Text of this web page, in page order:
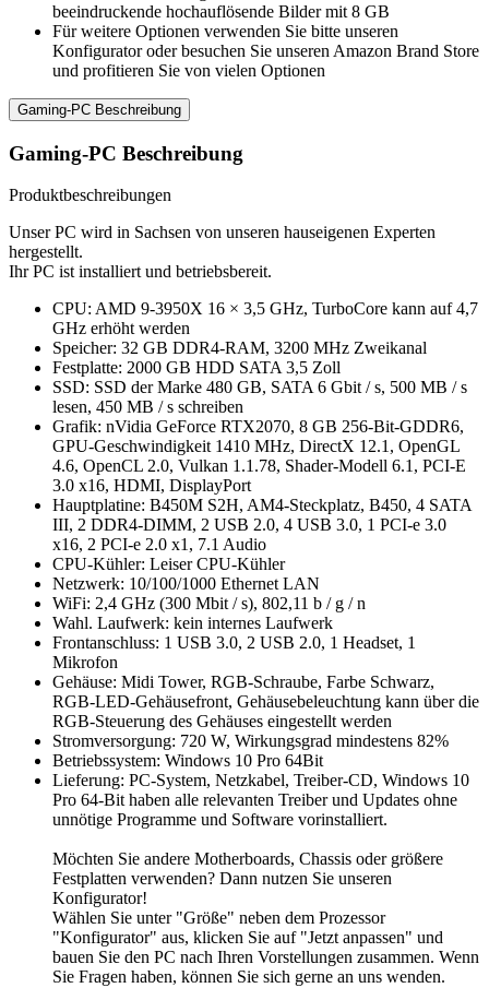
beeindruckende hochauflösende Bilder mit 8 GB
Für weitere Optionen verwenden Sie bitte unseren
Konfigurator oder besuchen Sie unseren Amazon Brand Store
und profitieren Sie von vielen Optionen
Gaming-PC Beschreibung
Gaming-PC Beschreibung
Produktbeschreibungen
Unser PC wird in Sachsen von unseren hauseigenen Experten
hergestellt.
Ihr PC ist installiert und betriebsbereit.
CPU: AMD 9-3950X 16 × 3,5 GHz, TurboCore kann auf 4,7
GHz erhöht werden
Speicher: 32 GB DDR4-RAM, 3200 MHz Zweikanal
Festplatte: 2000 GB HDD SATA 3,5 Zoll
SSD: SSD der Marke 480 GB, SATA 6 Gbit / s, 500 MB / s
lesen, 450 MB / s schreiben
Grafik: nVidia GeForce RTX2070, 8 GB 256-Bit-GDDR6,
GPU-Geschwindigkeit 1410 MHz, DirectX 12.1, OpenGL
4.6, OpenCL 2.0, Vulkan 1.1.78, Shader-Modell 6.1, PCI-E
3.0 x16, HDMI, DisplayPort
Hauptplatine: B450M S2H, AM4-Steckplatz, B450, 4 SATA
III, 2 DDR4-DIMM, 2 USB 2.0, 4 USB 3.0, 1 PCI-e 3.0
x16, 2 PCI-e 2.0 x1, 7.1 Audio
CPU-Kühler: Leiser CPU-Kühler
Netzwerk: 10/100/1000 Ethernet LAN
WiFi: 2,4 GHz (300 Mbit / s), 802,11 b / g / n
Wahl. Laufwerk: kein internes Laufwerk
Frontanschluss: 1 USB 3.0, 2 USB 2.0, 1 Headset, 1
Mikrofon
Gehäuse: Midi Tower, RGB-Schraube, Farbe Schwarz,
RGB-LED-Gehäusefront, Gehäusebeleuchtung kann über die
RGB-Steuerung des Gehäuses eingestellt werden
Stromversorgung: 720 W, Wirkungsgrad mindestens 82%
Betriebssystem: Windows 10 Pro 64Bit
Lieferung: PC-System, Netzkabel, Treiber-CD, Windows 10
Pro 64-Bit haben alle relevanten Treiber und Updates ohne
unnötige Programme und Software vorinstalliert.
Möchten Sie andere Motherboards, Chassis oder größere
Festplatten verwenden? Dann nutzen Sie unseren
Konfigurator!
Wählen Sie unter "Größe" neben dem Prozessor
"Konfigurator" aus, klicken Sie auf "Jetzt anpassen" und
bauen Sie den PC nach Ihren Vorstellungen zusammen. Wenn
Sie Fragen haben, können Sie sich gerne an uns wenden.